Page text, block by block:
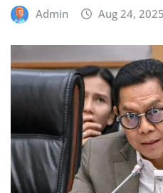
Admin Aug 24, 2025